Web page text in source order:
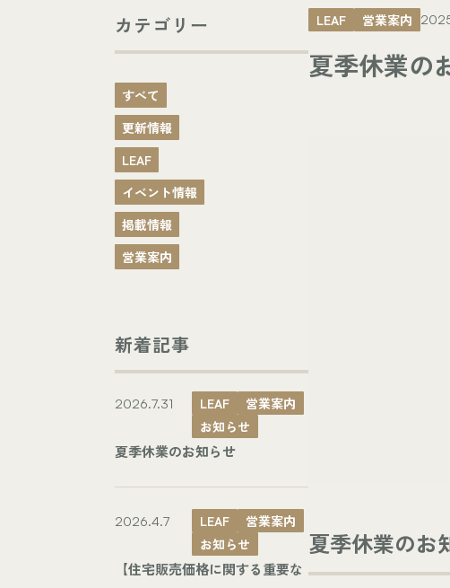
カテゴリー
すべて
更新情報
LEAF
イベント情報
掲載情報
営業案内
新着記事
2026.7.31 LEAF
営業案内
お知らせ
夏季休業のお知らせ
2026.4.7 LEAF
営業案内
お知らせ
【住宅販売価格に関する重要な
LEAF 営業案内
夏季休業の
夏季休業のお